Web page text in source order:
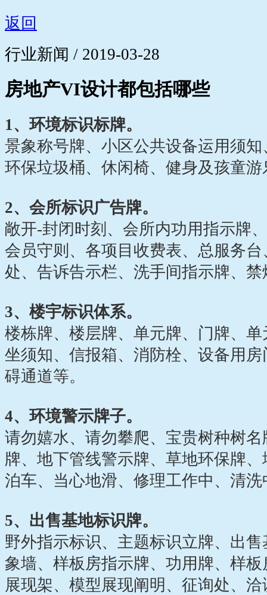
返回
行业新闻 / 2019-03-28
房地产VI设计都包括哪些
1、环境标识标牌。
景象称号牌、小区公共设备运用须
环保垃圾桶、休闲椅、健身及孩童
2、会所标识广告牌。
敞开-封闭时刻、会所内功用指示牌
会员守则、各项目收费表、总服务
处、告诉告示栏、洗手间指示牌、
3、楼宇标识体系。
楼栋牌、楼层牌、单元牌、门牌、
坐须知、信报箱、消防栓、设备用
碍通道等。
4、环境警示牌子。
请勿嬉水、请勿攀爬、宝贵树种树
牌、地下管线警示牌、草地环保牌
泊车、当心地滑、修理工作中、清洗
5、出售基地标识牌。
野外指示标识、主题标识立牌、出
象墙、样板房指示牌、功用牌、样
展现架、模型展现阐明、征询处、